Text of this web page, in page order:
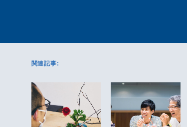
関連記事: